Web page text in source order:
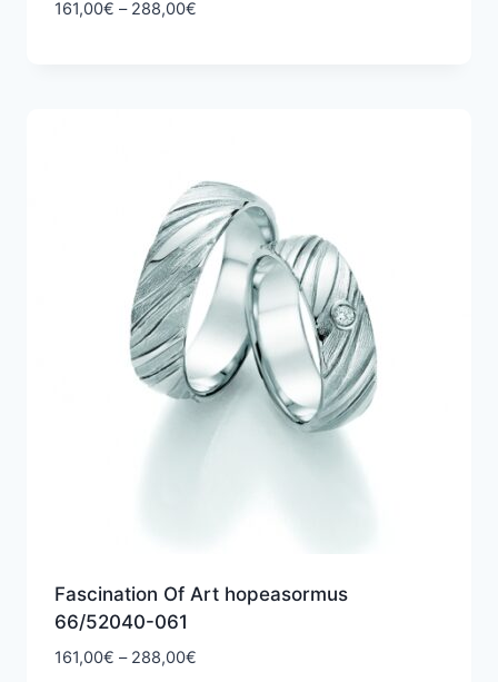
161,00€ – 288,00€Hintaluokka:
Fascination Of Art hopeasormus
66/52040-061
161,00€ – 288,00€Hintaluokka: